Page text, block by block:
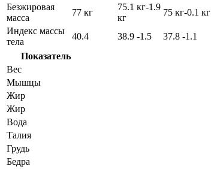
Безжировая
масса
77 кг
75.1 кг-1.9
кг
75 кг-0.1 кг
Индекс массы
тела
40.4 38.9 -1.5 37.8 -1.1
Показатель
Вес
Мышцы
Жир
Жир
Вода
Талия
Грудь
Бедра